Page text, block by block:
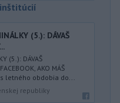
(5.): DÁVAŠ
(5.): DÁVAŠ
AKO MÁŠ
letného obdobia do...
republiky